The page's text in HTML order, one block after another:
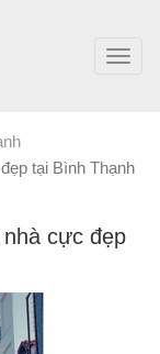
tại Bình Thạnh
cực đẹp